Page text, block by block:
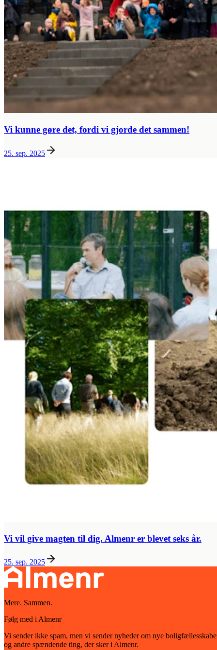
Vi kunne gøre det, fordi vi gjorde det sammen!
25. sep. 2025
Vi vil give magten til dig. Almenr er blevet seks år.
25. sep. 2025
Mere. Sammen.
Følg med i Almenr
Vi sender ikke spam, men vi sender nyheder om nye
og andre spændende ting, der sker i Almenr.